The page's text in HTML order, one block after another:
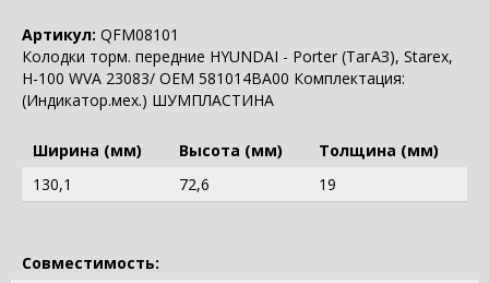
Артикул: QFM08101
Колодки торм. передние HYUNDAI - Porter (ТагАЗ), Starex,
H-100 WVA 23083/ OEM 581014BA00 Комплектация:
(Индикатор.мех.) ШУМПЛАСТИНА
Ширина (мм) Высота (мм)
Толщина (мм)
130,1
72,6 19
Совместимость: